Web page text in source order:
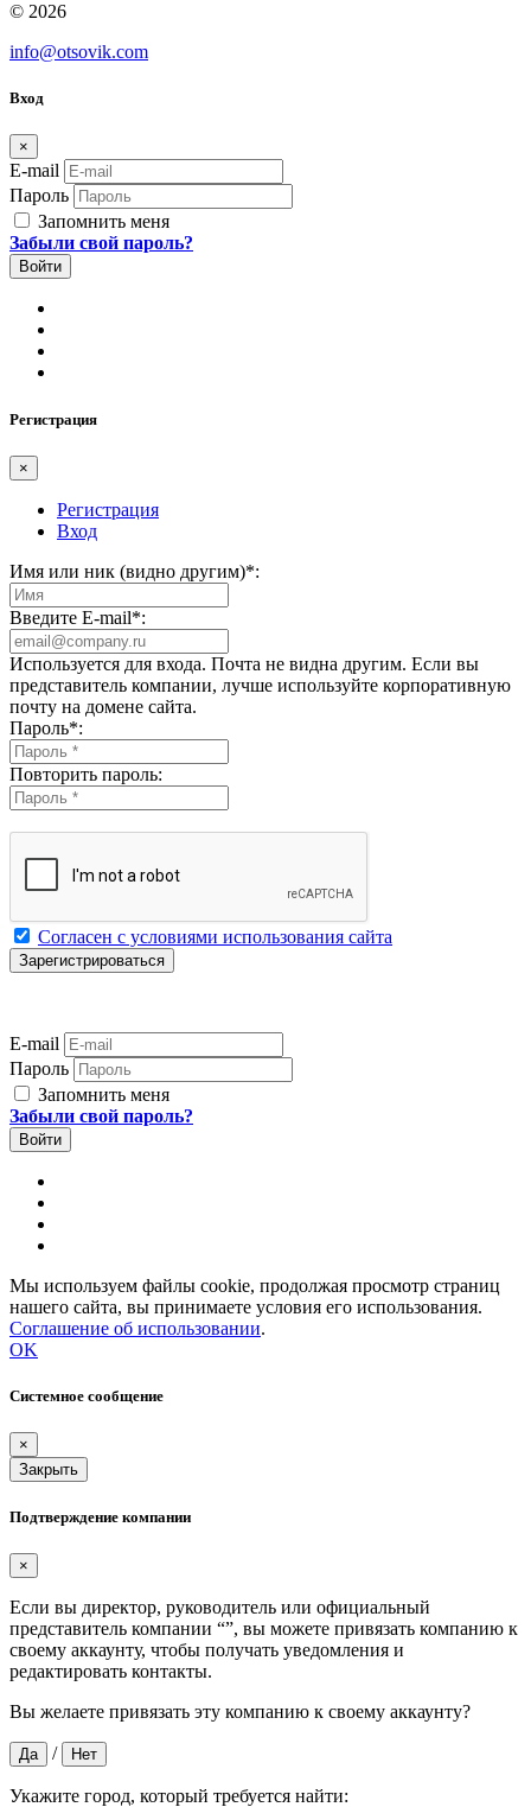
© 2026
info@otsovik.com
Вход
×
E-mail
Пароль
Запомнить меня
Забыли свой пароль?
Регистрация
×
Регистрация
Вход
Имя или ник (видно другим)*:
Введите E-mail*:
Используется для входа. Почта не видна другим. Если вы
представитель компании, лучше используйте корпоративную
почту на домене сайта.
Пароль*:
Повторить пароль:
Согласен с условиями использования сайта
E-mail
Пароль
Запомнить меня
Забыли свой пароль?
Мы используем файлы cookie, продолжая просмотр страниц
нашего сайта, вы принимаете условия его использования.
Соглашение об использовании.
OK
Системное сообщение
×
Закрыть
Подтверждение компании
×
Если вы директор, руководитель или официальный
представитель компании “”, вы можете привязать компанию к
своему аккаунту, чтобы получать уведомления и
редактировать контакты.
Вы желаете привязать эту компанию к своему аккаунту?
Да / Нет
Укажите город, который требуется найти: